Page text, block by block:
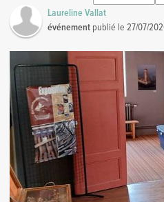
Laureline Vallat
événement publié le27/07/